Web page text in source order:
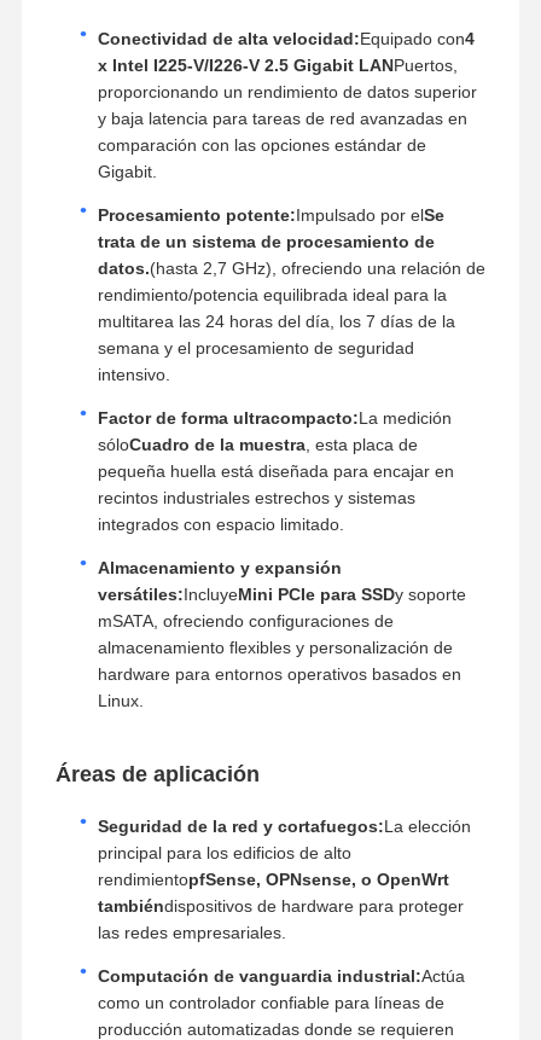
Conectividad de alta velocidad:Equipado con4
x Intel I225-V/I226-V 2.5 Gigabit LANPuertos,
proporcionando un rendimiento de datos superior
y baja latencia para tareas de red avanzadas en
comparación con las opciones estándar de
Gigabit.
Procesamiento potente:Impulsado por elSe
trata de un sistema de procesamiento de
datos.(hasta 2,7 GHz), ofreciendo una relación de
rendimiento/potencia equilibrada ideal para la
multitarea las 24 horas del día, los 7 días de la
semana y el procesamiento de seguridad
intensivo.
Factor de forma ultracompacto:La medición
sóloCuadro de la muestra, esta placa de
pequeña huella está diseñada para encajar en
recintos industriales estrechos y sistemas
integrados con espacio limitado.
Almacenamiento y expansión
versátiles:IncluyeMini PCIe para SSDy soporte
mSATA, ofreciendo configuraciones de
almacenamiento flexibles y personalización de
hardware para entornos operativos basados en
Linux.
Áreas de aplicación
Seguridad de la red y cortafuegos:La elección
principal para los edificios de alto
rendimientopfSense, OPNsense, o OpenWrt
tambiéndispositivos de hardware para proteger
las redes empresariales.
Computación de vanguardia industrial:Actúa
como un controlador confiable para líneas de
producción automatizadas donde se requieren